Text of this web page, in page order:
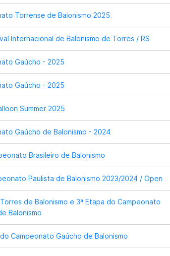
Torrense de Balonismo 2025
Internacional de Balonismo de Torres / RS
Gaúcho - 2025
Gaúcho - 2025
Summer 2025
Gaúcho de Balonismo - 2024
Brasileiro de Balonismo
Paulista de Balonismo 2023/2024 / Open
de Balonismo e 3ª Etapa do Campeonato
Balonismo
Campeonato Gaúcho de Balonismo